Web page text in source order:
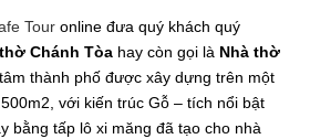
Tour online đưa quý khách quý
Chánh Tòa hay còn gọi là Nhà thờ
thành phố được xây dựng trên một
với kiến trúc Gỗ – tích nổi bật
bằng tấp lô xi măng đã tạo cho nhà